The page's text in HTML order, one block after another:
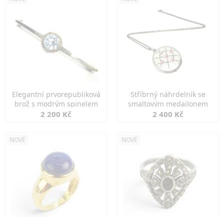
Elegantní prvorepubliková
brož s modrým spinelem
2 200 Kč
Stříbrný náhrdelník se
smaltovým medailonem
2 400 Kč
NOVÉ NOVÉ